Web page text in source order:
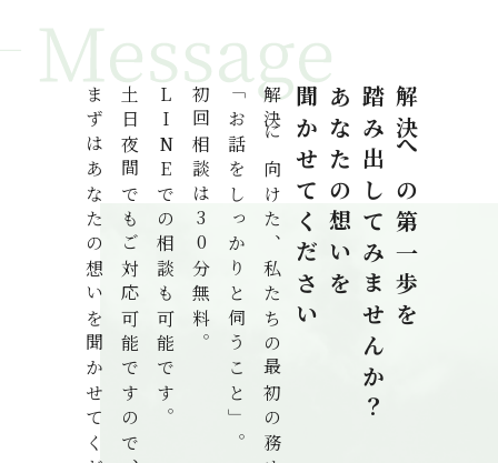
解決への第一歩を
踏み出してみませんか？
あなたの想いを
聞かせてください
解決に向けた、私たちの最初の務めは
「お話をしっかりと伺うこと」。
初回相談は30分無料。
LINEでの相談も可能です。
土日夜間でもご対応可能ですので、
まずはあなたの想いを聞かせてください。